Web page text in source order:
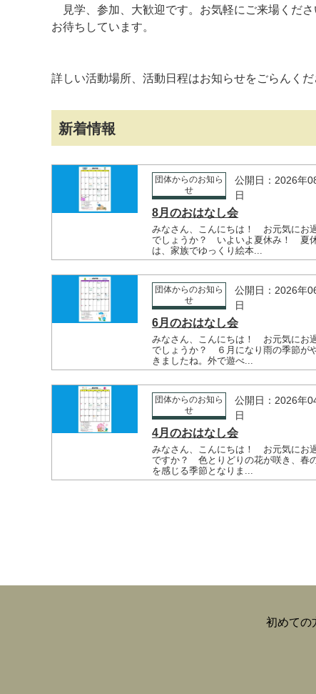
見学、参加、大歓迎です。お気軽にご来場くださ
お待ちしています。
詳しい活動場所、活動日程はお知らせ
新着情報
団体からのお知ら
せ
公開日：2026年
日
8月のおはなし会
みなさん、こんにちは！ お元気にお
でしょうか？ いよいよ夏休み！ 夏
は、家族でゆっくり絵本...
団体からのお知ら
せ
公開日：2026年
日
6月のおはなし会
みなさん、こんにちは！ お元気にお
でしょうか？ ６月になり雨の季節が
きましたね。外で遊べ...
団体からのお知ら
せ
公開日：2026年
日
4月のおはなし会
みなさん、こんにちは！ お元気にお
ですか？ 色とりどりの花が咲き、春
を感じる季節となりま...
初めての